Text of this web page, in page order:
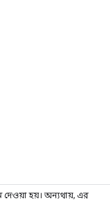
দেওয়া হয়। অন্যথায়, এর